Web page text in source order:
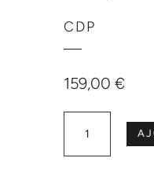
CDP
159,00 €
quantité de Les maladies péri-implantaires